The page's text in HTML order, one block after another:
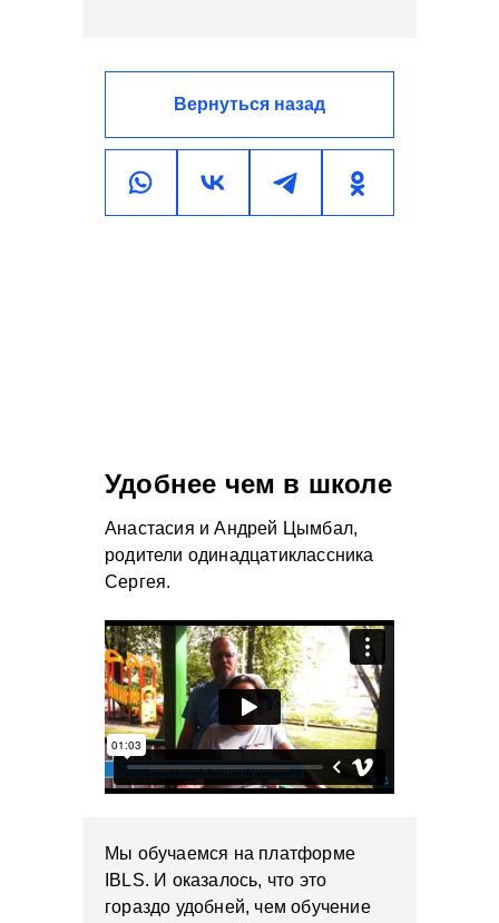
Вернуться назад
Удобнее чем в школе
Анастасия и Андрей Цымбал,
родители одинадцатиклассника
Сергея.
Мы обучаемся на платформе
IBLS. И оказалось, что это
гораздо удобней, чем обучение